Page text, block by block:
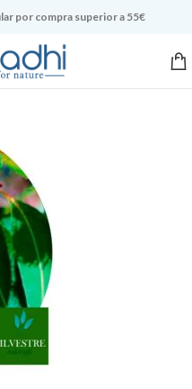
por compra superior a 55€